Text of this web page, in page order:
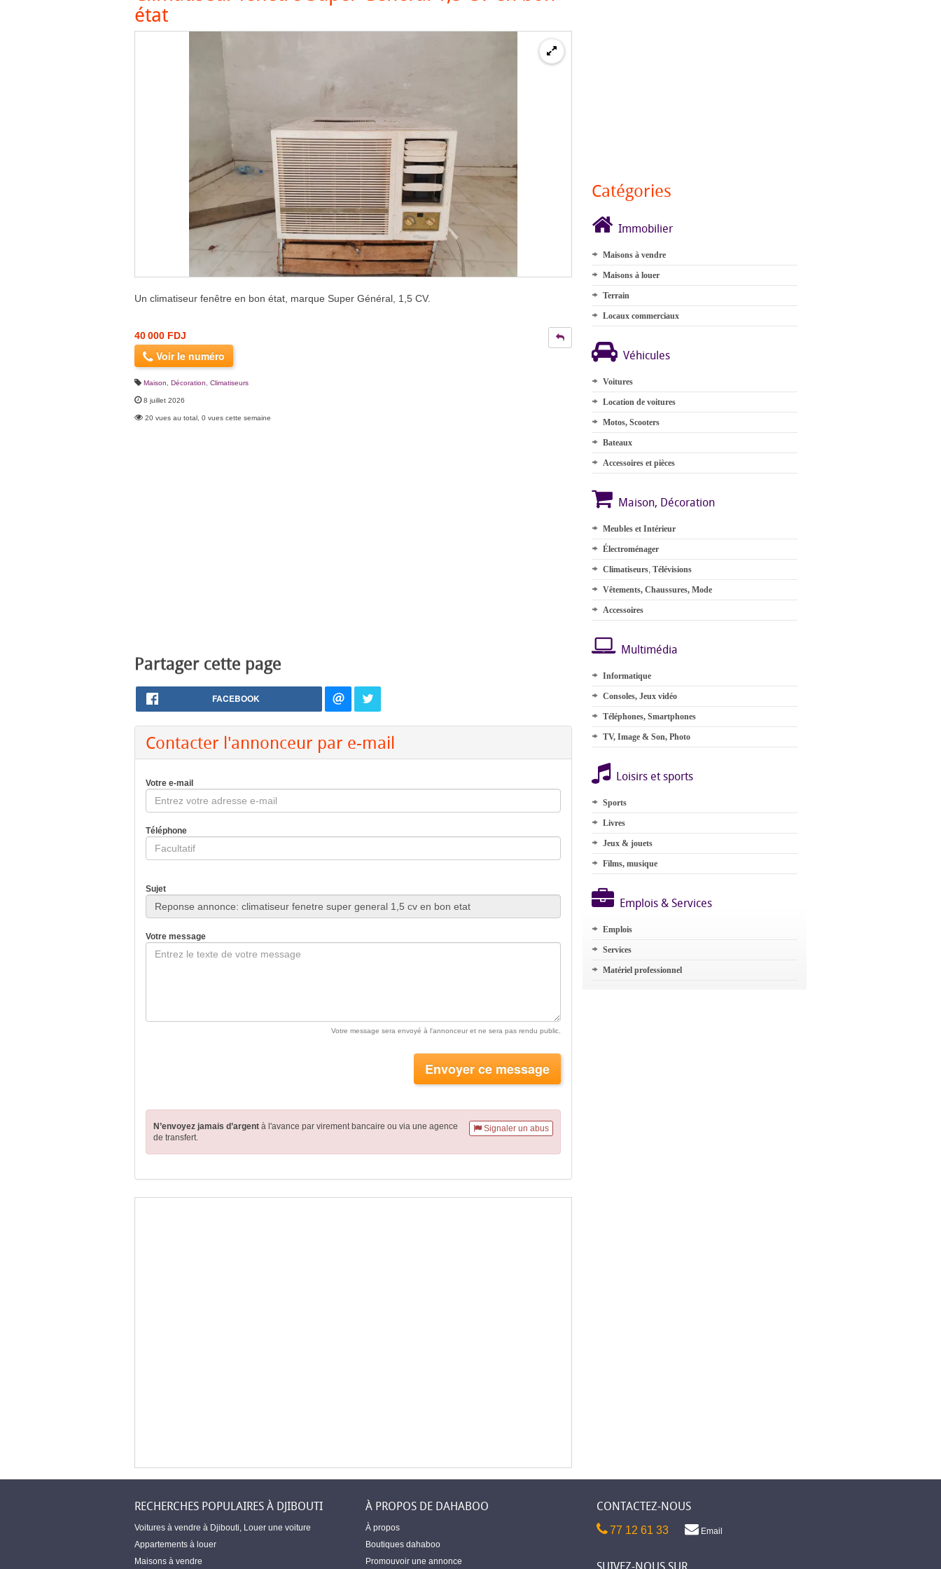
état
Un climatiseur fenêtre en bon état, marque Super Général, 1,5 CV.
40 000 FDJ
Voir le numéro
Maison, Décoration Climatiseurs
8 juillet 2026
20 vues au total, 0 vues cette semaine
Partager cette page
FACEBOOK
Contacter l'annonceur par e-mail
Votre e-mail
Téléphone
Sujet
Votre message
Votre message sera envoyé à l'annonceur et ne sera pas rendu public.
Envoyer ce message
Signaler un abus
N’envoyez jamais d’argent à l'avance par virement bancaire ou via une agence
de transfert.
Catégories
Immobilier
Maisons à vendre
Maisons à louer
Terrain
Locaux commerciaux
Véhicules
Voitures
Location de voitures
Motos, Scooters
Bateaux
Accessoires et pièces
Maison, Décoration
Meubles et Intérieur
Électroménager
Climatiseurs, Télévisions
Vêtements, Chaussures, Mode
Accessoires
Multimédia
Informatique
Consoles, Jeux vidéo
Téléphones, Smartphones
TV, Image & Son, Photo
Loisirs et sports
Sports
Livres
Jeux & jouets
Films, musique
Emplois & Services
Emplois
Services
Matériel professionnel
RECHERCHES POPULAIRES À DJIBOUTI
Voitures à vendre à Djibouti Louer une voiture
Appartements à louer
Maisons à vendre
À PROPOS DE DAHABOO
À propos
Boutiques dahaboo
Promouvoir une annonce
CONTACTEZ-NOUS
77 12 61 33 Email